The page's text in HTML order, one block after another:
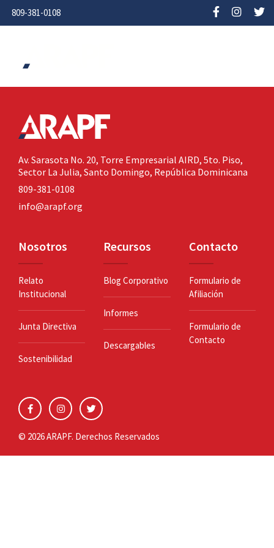
809-381-0108
Av. Sarasota No. 20, Torre Empresarial AIRD, 5to. Piso,
Sector La Julia, Santo Domingo, República Dominicana
809-381-0108
info@arapf.org
Nosotros
Relato
Institucional
Junta Directiva
Sostenibilidad
Recursos
Blog Corporativo
Informes
Descargables
Contacto
Formulario de
Afiliación
Formulario de
Contacto
© 2026 ARAPF. Derechos Reservados